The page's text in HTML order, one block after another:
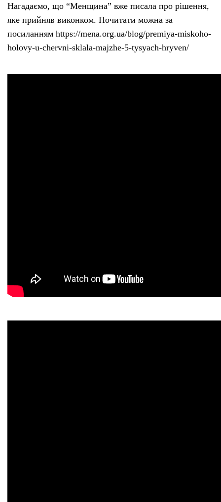
Тендери
Довідник
Нагадаємо, що “Менщина” вже писала про рішення,
яке прийняв виконком. Почитати можна за
посиланням https://mena.org.ua/blog/premiya-miskoho-
holovy-u-chervni-sklala-majzhe-5-tysyach-hryven/